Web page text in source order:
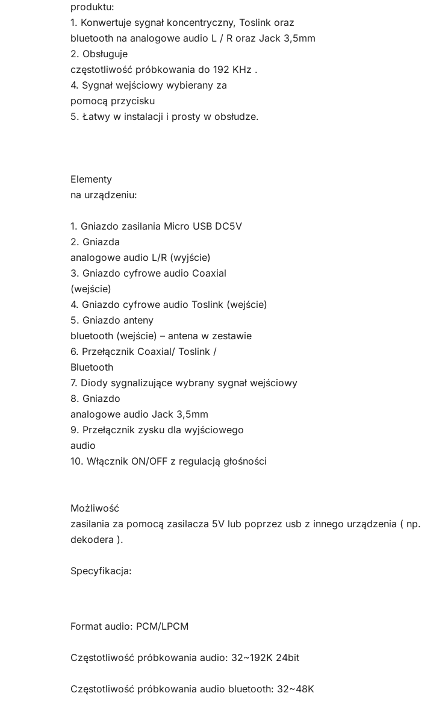
produktu:
1. Konwertuje sygnał koncentryczny, Toslink oraz
bluetooth na analogowe audio L / R oraz Jack 3,5mm
2. Obsługuje
częstotliwość próbkowania do 192 KHz .
4. Sygnał wejściowy wybierany za
pomocą przycisku
5. Łatwy w instalacji i prosty w obsłudze.
Elementy
na urządzeniu:
1. Gniazdo zasilania Micro USB DC5V
2. Gniazda
analogowe audio L/R (wyjście)
3. Gniazdo cyfrowe audio Coaxial
(wejście)
4. Gniazdo cyfrowe audio Toslink (wejście)
5. Gniazdo anteny
bluetooth (wejście) – antena w zestawie
6. Przełącznik Coaxial/ Toslink /
Bluetooth
7. Diody sygnalizujące wybrany sygnał wejściowy
8. Gniazdo
analogowe audio Jack 3,5mm
9. Przełącznik zysku dla wyjściowego
audio
10. Włącznik ON/OFF z regulacją głośności
Możliwość
zasilania za pomocą zasilacza 5V lub poprzez usb z innego urządzenia ( np.
dekodera ).
Specyfikacja:
Format audio: PCM/LPCM
Częstotliwość próbkowania audio: 32~192K 24bit
Częstotliwość próbkowania audio bluetooth: 32~48K